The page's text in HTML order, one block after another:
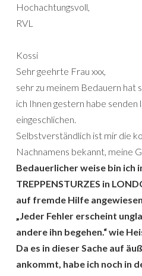
Hochachtungsvoll,
RVL
Kossi
Sehr geehrte Frau xxx,
sehr zu meinem Bedauern hat
ich Ihnen gestern habe senden
eingeschlichen.
Selbstverständlich ist mir die
Nachnamens bekannt, meine
Bedauerlicher weise bin ich
TREPPENSTURZES in
auf fremde Hilfe angewiesen.
„Jeder Fehler erscheint
andere ihn begehen.“ wie
Da es in dieser Sache auf
ankommt, habe ich noch in